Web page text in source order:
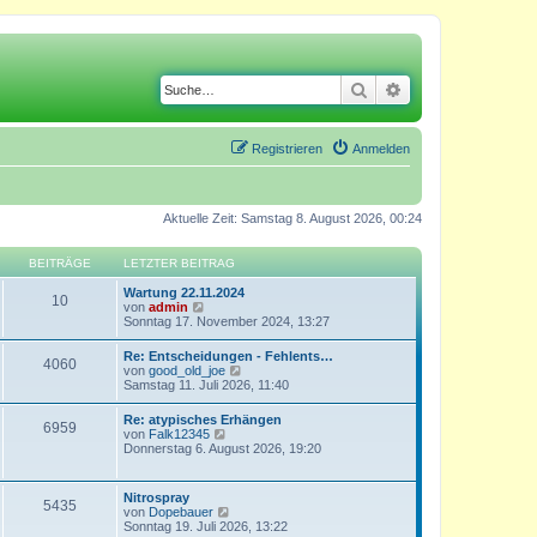
Suche
Anmelden
Registrieren
Aktuelle Zeit: Samstag 8. August 2026, 00:24
BEITRÄGE LETZTER BEITRAG
10
Wartung 22.11.2024
von admin
e
e
s
t
e
r
B
e
r
g
Sonntag 17. November 2024, 13:27
4060
Re: Entscheidungen - Fehlents…
von good_old_joe
e
e
s
e
B
t
Samstag 11. Juli 2026, 11:40
6959
Re: atypisches Erhängen
von Falk12345
e
t
e
r
Donnerstag 6. August 2026, 19:20
5435
Nitrospray
von Dopebauer
e
Sonntag 19. Juli 2026, 13:22